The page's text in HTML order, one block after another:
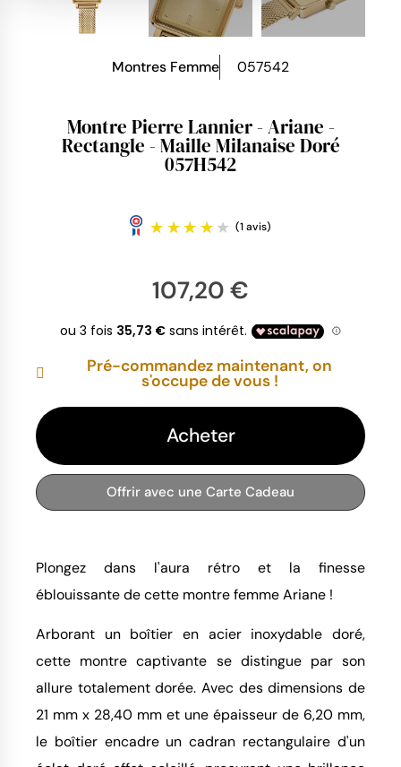
Montres Femme 057542
Montre Pierre Lannier - Ariane -
Rectangle - Maille Milanaise Doré
057H542
(1 avis)
107,20 €
Pré-commandez maintenant, on
s'occupe de vous !
Acheter
Offrir avec une Carte Cadeau
Plongez dans l'aura rétro et la finesse
éblouissante de cette montre femme Ariane !
Arborant un boîtier en acier inoxydable doré,
cette montre captivante se distingue par son
allure totalement dorée. Avec des dimensions de
21 mm x 28,40 mm et une épaisseur de 6,20 mm,
le boîtier encadre un cadran rectangulaire d'un